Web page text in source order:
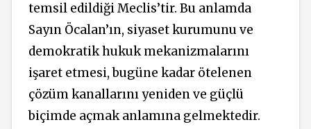
temsil edildiği Meclis’tir. Bu anlamda
Sayın Öcalan’ın, siyaset kurumunu ve
demokratik hukuk mekanizmalarını
işaret etmesi, bugüne kadar ötelenen
çözüm kanallarını yeniden ve güçlü
biçimde açmak anlamına gelmektedir.